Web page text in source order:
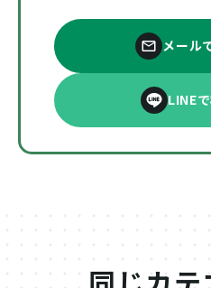
メール
LINE